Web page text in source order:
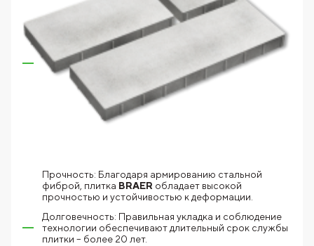
Прочность: Благодаря армированию стальной
фиброй, плитка BRAER обладает высокой
прочностью и устойчивостью к деформации.
Долговечность: Правильная укладка и соблюдение
технологии обеспечивают длительный срок службы
плитки – более 20 лет.